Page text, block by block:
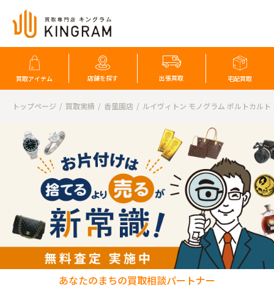
買取アイテム 店舗を探す 出張買取 宅配買取
トップページ 買取実績 香里園店 ルイヴィトン モノグラム ポルトカルト
あなたのまちの買取相談パートナー